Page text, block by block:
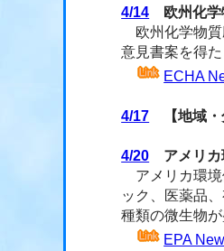
4/14 欧州化学
欧州化学物質
意見書案を得た
ECHA
4/17 【地域・
4/20 アメリカ
アメリカ環境
ック、医薬品
種類の微生物が
EPA